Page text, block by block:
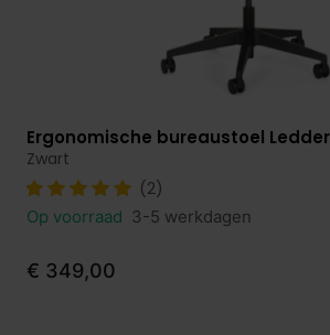
Bekijk product
Ergonomische bureaustoel
Zwart
(2)
Op voorraad 3-5 werkdagen
€ 349,00